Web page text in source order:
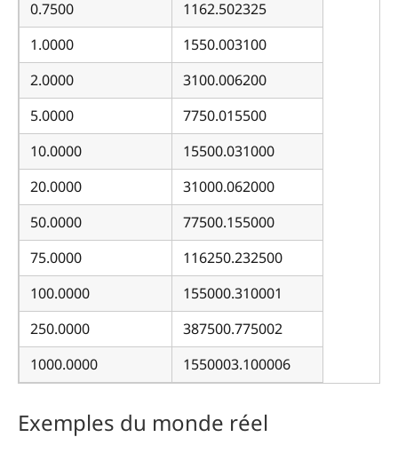
0.7500
1162.502325
1.0000
1550.003100
2.0000
3100.006200
5.0000
7750.015500
10.0000
15500.031000
20.0000
31000.062000
50.0000
77500.155000
75.0000
116250.232500
100.0000
155000.310001
250.0000
387500.775002
1000.0000
1550003.100006
Exemples du monde réel